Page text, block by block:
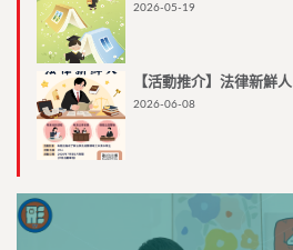
2026-05-19
【活動推介】法律新鮮人
2026-06-08